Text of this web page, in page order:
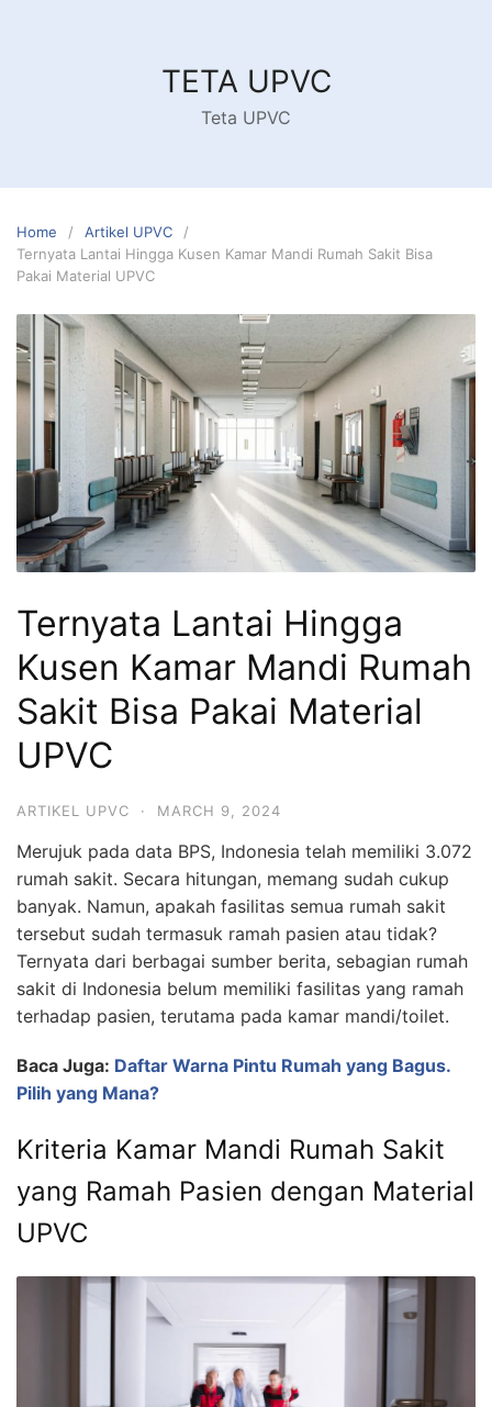
TETA UPVC
Teta UPVC
Home
Artikel UPVC
Ternyata Lantai Hingga Kusen Kamar Mandi Rumah Sakit Bisa
Pakai Material UPVC
Ternyata Lantai Hingga
Kusen Kamar Mandi Rumah
Sakit Bisa Pakai Material
UPVC
ARTIKEL UPVC · MARCH 9, 2024
Merujuk pada data BPS, Indonesia telah memiliki 3.072
rumah sakit. Secara hitungan, memang sudah cukup
banyak. Namun, apakah fasilitas semua rumah sakit
tersebut sudah termasuk ramah pasien atau tidak?
Ternyata dari berbagai sumber berita, sebagian rumah
sakit di Indonesia belum memiliki fasilitas yang ramah
terhadap pasien, terutama pada kamar mandi/toilet.
Baca Juga: Daftar Warna Pintu Rumah yang Bagus.
Pilih yang Mana?
Kriteria Kamar Mandi Rumah Sakit
yang Ramah Pasien dengan Material
UPVC